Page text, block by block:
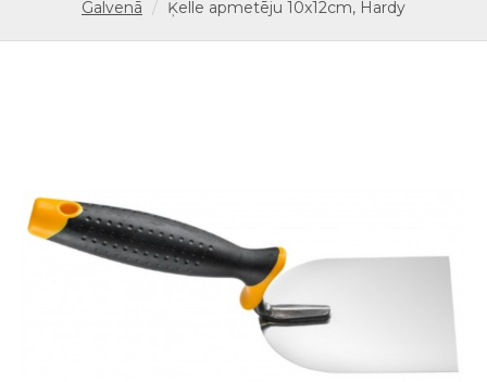
Galvenā Ķelle apmetēju 10x12cm, Hardy